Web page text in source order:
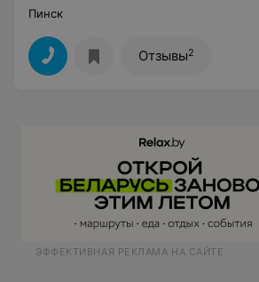
Пинск
Отзывы2
ЭФФЕКТИВНАЯ РЕКЛАМА НА САЙТЕ